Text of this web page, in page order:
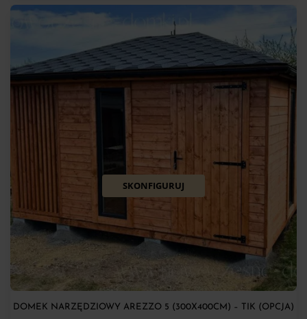
SKONFIGURUJ
DOMEK NARZĘDZIOWY AREZZO 5 (300X400CM) – TIK (OPCJA)